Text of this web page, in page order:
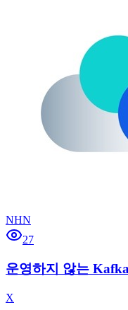
NHN
27
운영하지 않는
X